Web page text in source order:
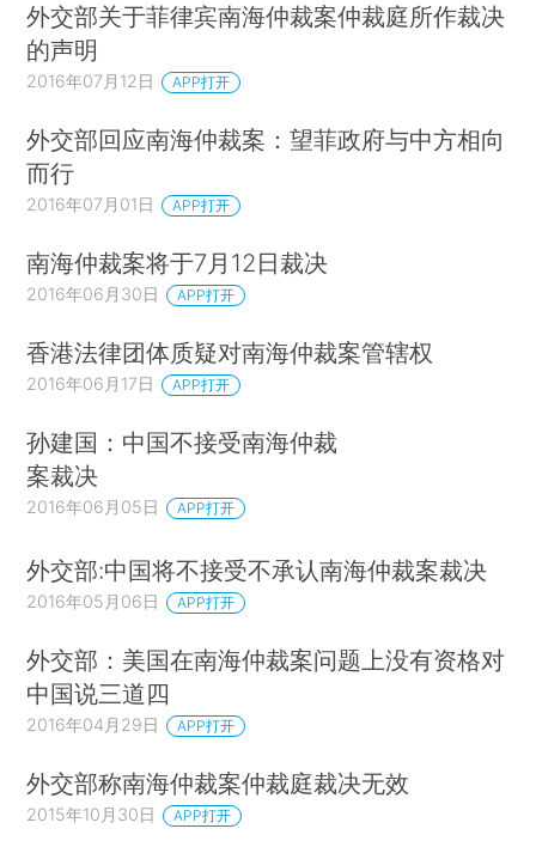
外交部关于菲律宾南海仲裁案仲裁庭所作裁决
的声明
2016年07月12日 APP打开
外交部回应南海仲裁案：望菲政府与中方相向
而行
2016年07月01日 APP打开
南海仲裁案将于7月12日裁决
2016年06月30日 APP打开
香港法律团体质疑对南海仲裁案管辖权
2016年06月17日 APP打开
孙建国：中国不接受南海仲裁
案裁决
2016年06月05日 APP打开
外交部:中国将不接受不承认南海仲裁案裁决
2016年05月06日 APP打开
外交部：美国在南海仲裁案问题上没有资格对
中国说三道四
2016年04月29日 APP打开
外交部称南海仲裁案仲裁庭裁决无效
2015年10月30日 APP打开